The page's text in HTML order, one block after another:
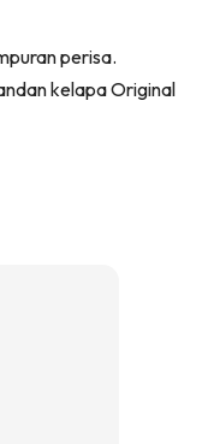
perisa.
kelapa Original